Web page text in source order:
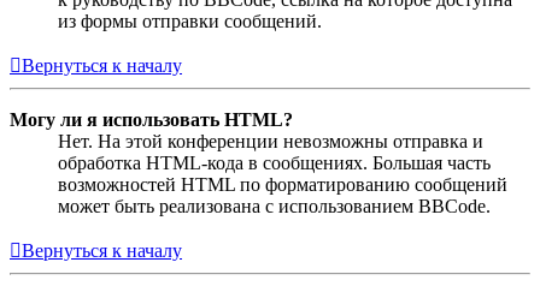
из формы отправки сообщений.
Вернуться к началу
Могу ли я использовать HTML?
Нет. На этой конференции невозможны отправка и
обработка HTML-кода в сообщениях. Большая часть
возможностей HTML по форматированию сообщений
может быть реализована с использованием BBCode.
Вернуться к началу